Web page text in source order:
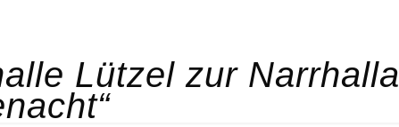
Lützel zur Narrhalla